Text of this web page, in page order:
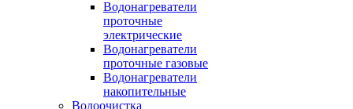
Водонагреватели
проточные
электрические
Водонагреватели
проточные газовые
Водонагреватели
накопительные
Водоочистка